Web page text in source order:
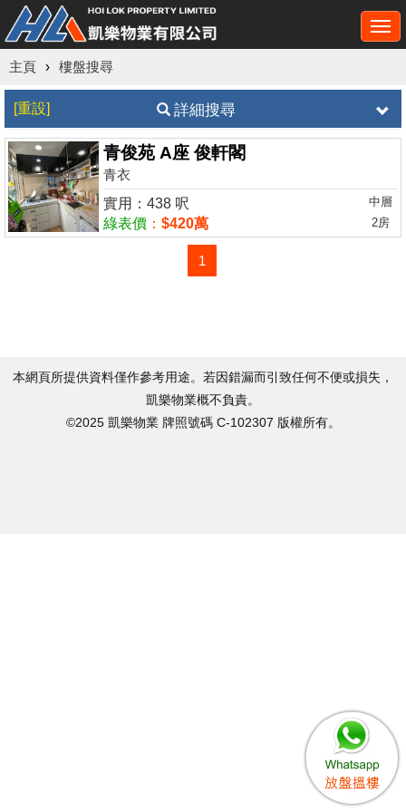
主頁 › 樓盤搜尋
[重設] 詳細搜尋
青俊苑 A座 俊軒閣
青衣
中層
2房
實用：438 呎
綠表價 ： $420萬
1
本網頁所提供資料僅作參考用途。若因錯漏而引致任何不便或損失，
凱樂物業概不負責。
©2025 凱樂物業 牌照號碼 C-102307 版權所有。